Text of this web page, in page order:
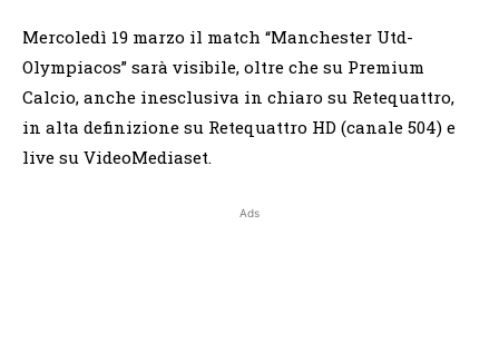
Mercoledì 19 marzo il match “Manchester Utd-
Olympiacos” sarà visibile, oltre che su Premium
Calcio, anche inesclusiva in chiaro su Retequattro,
in alta definizione su Retequattro HD (canale 504) e
live su VideoMediaset.
Ads